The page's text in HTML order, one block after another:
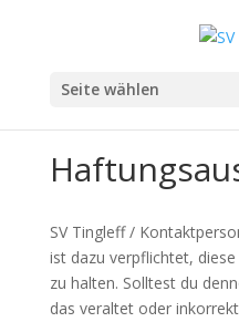
Seite wählen
SV Tingleff /
ist dazu verpflichtet,
zu halten. Solltest du
das veraltet oder